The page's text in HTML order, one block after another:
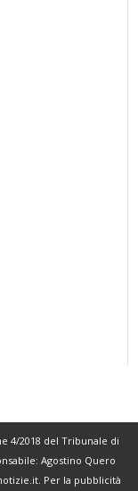
4/2018 del Tribunale di
Agostino Quero
. Per la pubblicità